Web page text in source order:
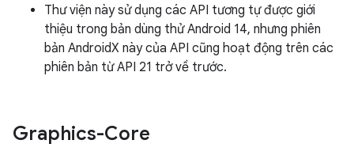
Thư viện này sử dụng các API tương tự được giới
thiệu trong bản dùng thử Android 14, nhưng phiên
bản AndroidX này của API cũng hoạt động trên các
phiên bản từ API 21 trở về trước.
Graphics-Core